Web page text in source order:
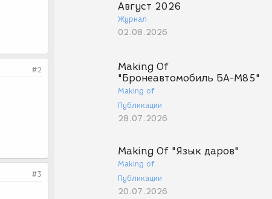
Август 2026
Журнал
02.08.2026
Making Of
"Бронеавтомобиль БА-М85"
Making of
Публикации
28.07.2026
Making Of "Язык даров"
Making of
Публикации
20.07.2026
#2
#3